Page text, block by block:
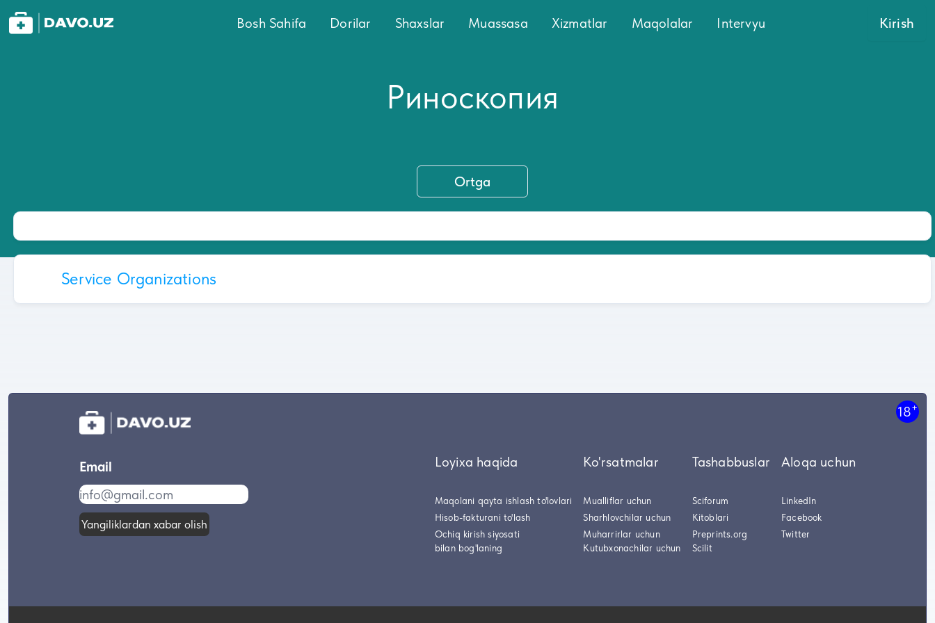
Bosh Sahifa Dorilar Shaxslar Muassasa Xizmatlar Maqolalar Intervyu Kirish
Риноскопия
Ortga
Service Organizations
18+
Email
Yangiliklardan xabar olish
Loyixa haqida
Maqolani qayta ishlash to'lovlari
Hisob-fakturani to'lash
Ochiq kirish siyosati
bilan bog'laning
Ko'rsatmalar
Mualliflar uchun
Sharhlovchilar uchun
Muharrirlar uchun
Kutubxonachilar uchun
Tashabbuslar
Sciforum
Kitoblari
Preprints.org
Scilit
Aloqa uchun
LinkedIn
Facebook
Twitter